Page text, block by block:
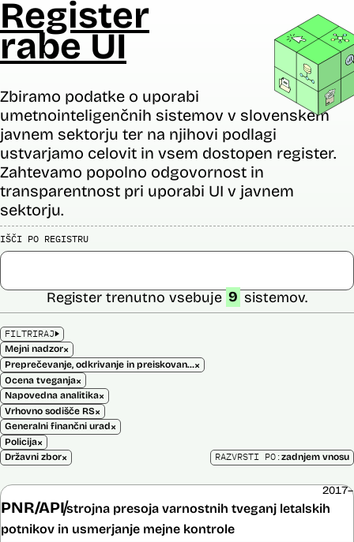
Register
rabe UI
Zbiramo podatke o uporabi
umetnointeligenčnih sistemov v slovenskem
javnem sektorju ter na njihovi podlagi
ustvarjamo celovit in vsem dostopen register.
Zahtevamo popolno odgovornost in
transparentnost pri uporabi UI v javnem
sektorju.
IŠČI PO REGISTRU
FILTRIRAJ
Mejni nadzor×
Preprečevanje, odkrivanje in preiskovanje kaznivih dejanj×
Ocena tveganja×
Napovedna analitika×
Vrhovno sodišče RS×
Generalni finančni urad×
Policija×
Državni zbor×
Register trenutno vsebuje 9 sistemov.
RAZVRSTI PO:zadnjem vnosu
PNR/APIstrojna presoja varnostnih tveganj letalskih
potnikov in usmerjanje mejne kontrole
2017–